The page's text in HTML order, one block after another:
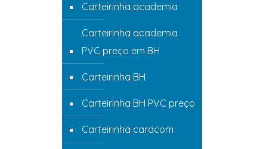
Carteirinha academia
Carteirinha academia
PVC preço em BH
Carteirinha BH
Carteirinha BH PVC preço
Carteirinha cardcom